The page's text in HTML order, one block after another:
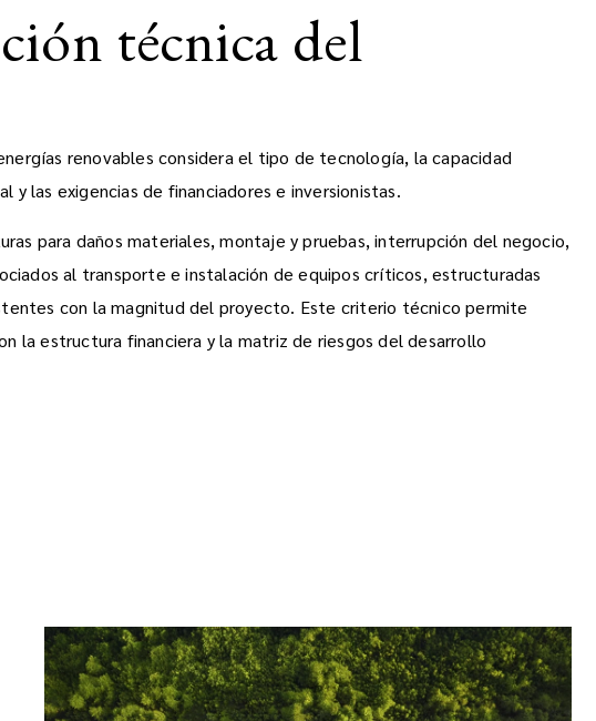
técnica del
renovables considera el tipo de tecnología, la capacidad
y las exigencias de financiadores e inversionistas.
para daños materiales, montaje y pruebas, interrupción del negocio,
al transporte e instalación de equipos críticos, estructuradas
con la magnitud del proyecto. Este criterio técnico permite
la estructura financiera y la matriz de riesgos del desarrollo